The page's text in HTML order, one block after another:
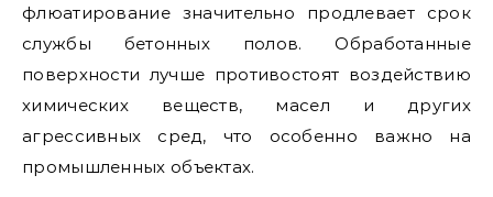
флюатирование значительно продлевает срок
службы бетонных полов. Обработанные
поверхности лучше противостоят воздействию
химических веществ, масел и других
агрессивных сред, что особенно важно на
промышленных объектах.